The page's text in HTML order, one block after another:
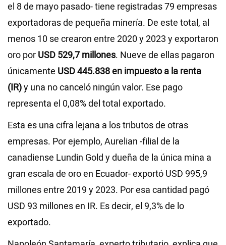
el 8 de mayo pasado- tiene registradas 79 empresas
exportadoras de pequeña minería. De este total, al
menos 10 se crearon entre 2020 y 2023 y exportaron
oro por USD 529,7 millones. Nueve de ellas pagaron
únicamente USD 445.838 en impuesto a la renta
(IR)y una no canceló ningún valor. Ese pago
representa el 0,08% del total exportado.
Esta es una cifra lejana a los tributos de otras
empresas. Por ejemplo, Aurelian -filial de la
canadiense Lundin Gold y dueña de la única mina a
gran escala de oro en Ecuador- exportó USD 995,9
millones entre 2019 y 2023. Por esa cantidad pagó
USD 93 millones en IR. Es decir, el 9,3% de lo
exportado.